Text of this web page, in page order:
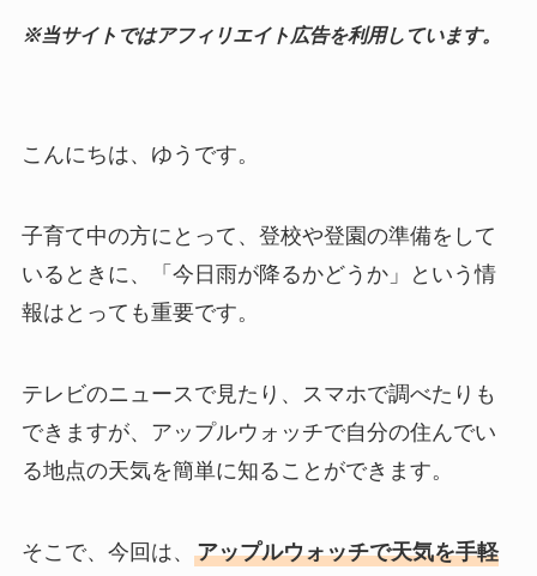
※当サイトではアフィリエイト広告を利用しています。
こんにちは、ゆうです。
子育て中の方にとって、登校や登園の準備をして
いるときに、「今日雨が降るかどうか」という情
報はとっても重要です。
テレビのニュースで見たり、スマホで調べたりも
できますが、アップルウォッチで自分の住んでい
る地点の天気を簡単に知ることができます。
そこで、今回は、 アップルウォッチで天気を手軽